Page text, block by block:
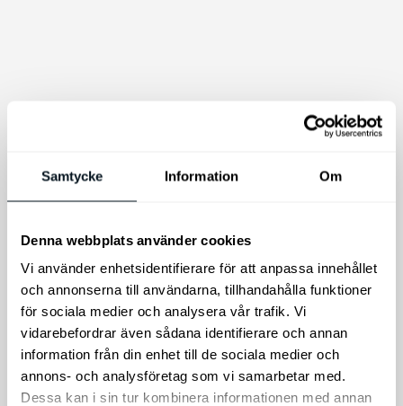
Samtycke Information Om
Denna webbplats använder cookies
Vi använder enhetsidentifierare för att anpassa innehållet
och annonserna till användarna, tillhandahålla funktioner
för sociala medier och analysera vår trafik. Vi
vidarebefordrar även sådana identifierare och annan
information från din enhet till de sociala medier och
annons- och analysföretag som vi samarbetar med.
Dessa kan i sin tur kombinera informationen med annan
Original, bakruta
Riskera inte dålig sikt, köp
original Kia torkarblad för
bakrutan! Exakt passform
för din Kia-bil.
295kr
Lägg till i varukorg
Nyckelring med Kia EV9
logotyp.
140kr
Lägg till i varukorg